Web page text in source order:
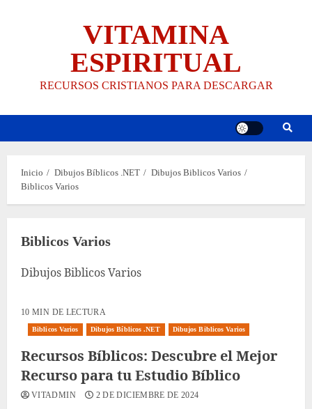
VITAMINA
ESPIRITUAL
RECURSOS CRISTIANOS PARA DESCARGAR
Inicio Dibujos Bíblicos .NET
Dibujos Biblicos Varios
Biblicos Varios
Biblicos Varios
Dibujos Biblicos Varios
10 MIN DE LECTURA
Biblicos Varios Dibujos Bíblicos .NET Dibujos Biblicos Varios
Recursos Bíblicos: Descubre el Mejor
Recurso para tu Estudio Bíblico
VITADMIN 2 DE DICIEMBRE DE 2024